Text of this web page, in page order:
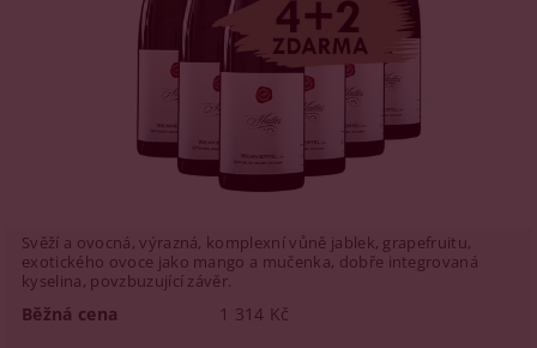
Svěží a ovocná, výrazná, komplexní vůně jablek, grapefruitu,
exotického ovoce jako mango a mučenka, dobře integrovaná
kyselina, povzbuzující závěr.
Běžná cena 1 314 Kč